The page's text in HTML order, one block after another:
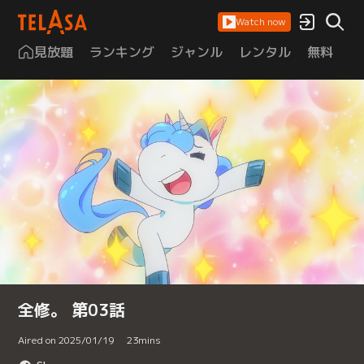
Watch now
見放題 ランキング ジャンル レンタル 無料
全修。 第03話
Aired on 2025/01/19 23mins